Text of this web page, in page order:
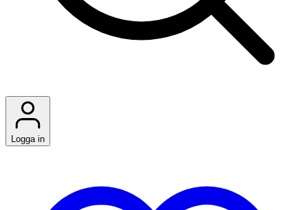
Logga in